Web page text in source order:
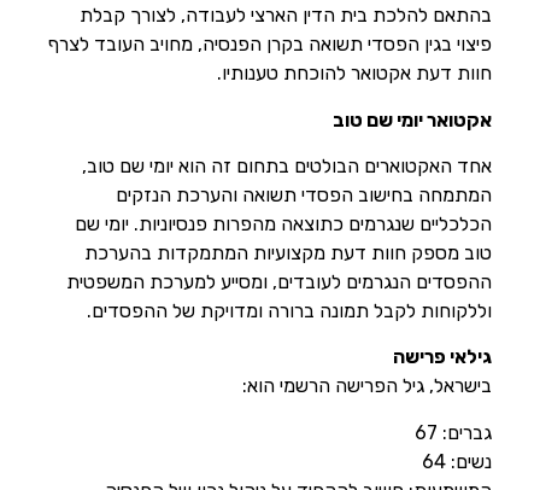
בהתאם להלכת בית הדין הארצי לעבודה, לצורך קבלת
פיצוי בגין הפסדי תשואה בקרן הפנסיה, מחויב העובד לצרף
חוות דעת אקטואר להוכחת טענותיו.
אקטואר יומי שם טוב
אחד האקטוארים הבולטים בתחום זה הוא יומי שם טוב,
המתמחה בחישוב הפסדי תשואה והערכת הנזקים
הכלכליים שנגרמים כתוצאה מהפרות פנסיוניות. יומי שם
טוב מספק חוות דעת מקצועיות המתמקדות בהערכת
ההפסדים הנגרמים לעובדים, ומסייע למערכת המשפטית
וללקוחות לקבל תמונה ברורה ומדויקת של ההפסדים.
גילאי פרישה
בישראל, גיל הפרישה הרשמי הוא:
גברים: 67
נשים: 64